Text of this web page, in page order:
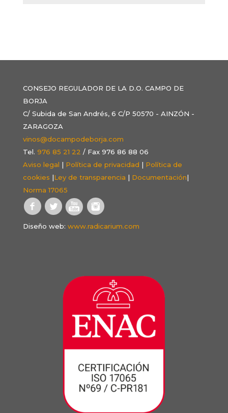
CONSEJO REGULADOR DE LA D.O. CAMPO DE
BORJA
C/ Subida de San Andrés, 6 C/P 50570 - AINZÓN -
ZARAGOZA
vinos@docampodeborja.com
Tel. 976 85 21 22 / Fax 976 86 88 06
Aviso legal | Política de privacidad | Política de
cookies |Ley de transparencia | Documentación|
Norma 17065
Diseño web: www.radicarium.com